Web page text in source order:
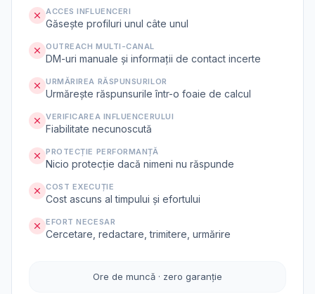
ACCES INFLUENCERI
Găsește profiluri unul câte unul
OUTREACH MULTI-CANAL
DM-uri manuale și informații de contact incerte
URMĂRIREA RĂSPUNSURILOR
Urmărește răspunsurile într-o foaie de calcul
VERIFICAREA INFLUENCERULUI
Fiabilitate necunoscută
PROTECȚIE PERFORMANȚĂ
Nicio protecție dacă nimeni nu răspunde
COST EXECUȚIE
Cost ascuns al timpului și efortului
EFORT NECESAR
Cercetare, redactare, trimitere, urmărire
Ore de muncă · zero garanție